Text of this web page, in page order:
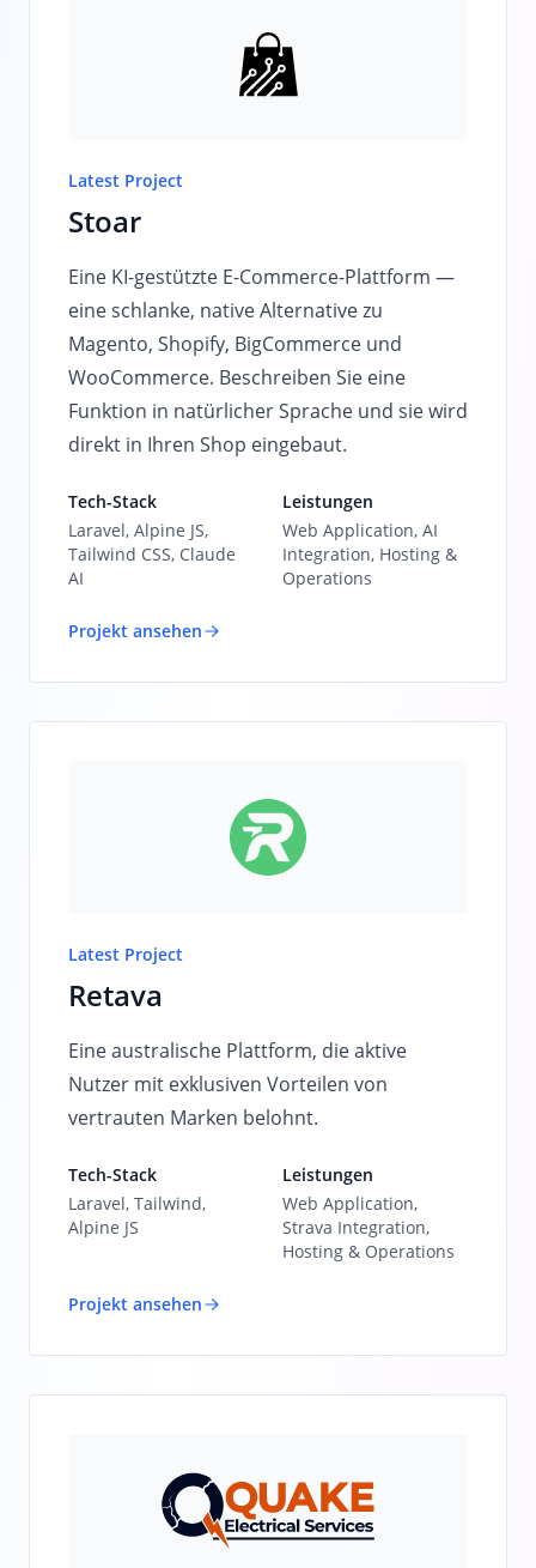
Latest Project
Stoar
Eine KI-gestützte E-Commerce-Plattform —
eine schlanke, native Alternative zu
Magento, Shopify, BigCommerce und
WooCommerce. Beschreiben Sie eine
Funktion in natürlicher Sprache und sie wird
direkt in Ihren Shop eingebaut.
Tech-Stack
Laravel, Alpine JS,
Tailwind CSS, Claude
AI
Leistungen
Web Application, AI
Integration, Hosting &
Operations
Projekt ansehen
Latest Project
Retava
Eine australische Plattform, die aktive
Nutzer mit exklusiven Vorteilen von
vertrauten Marken belohnt.
Tech-Stack
Laravel, Tailwind,
Alpine JS
Leistungen
Web Application,
Strava Integration,
Hosting & Operations
Projekt ansehen